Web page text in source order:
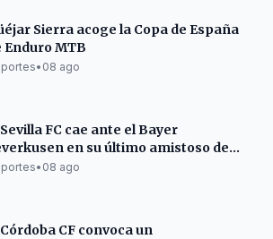
Sierra acoge la Copa de España
Enduro MTB
• 08 ago
FC cae ante el Bayer
en su último amistoso de
• 08 ago
CF convoca un